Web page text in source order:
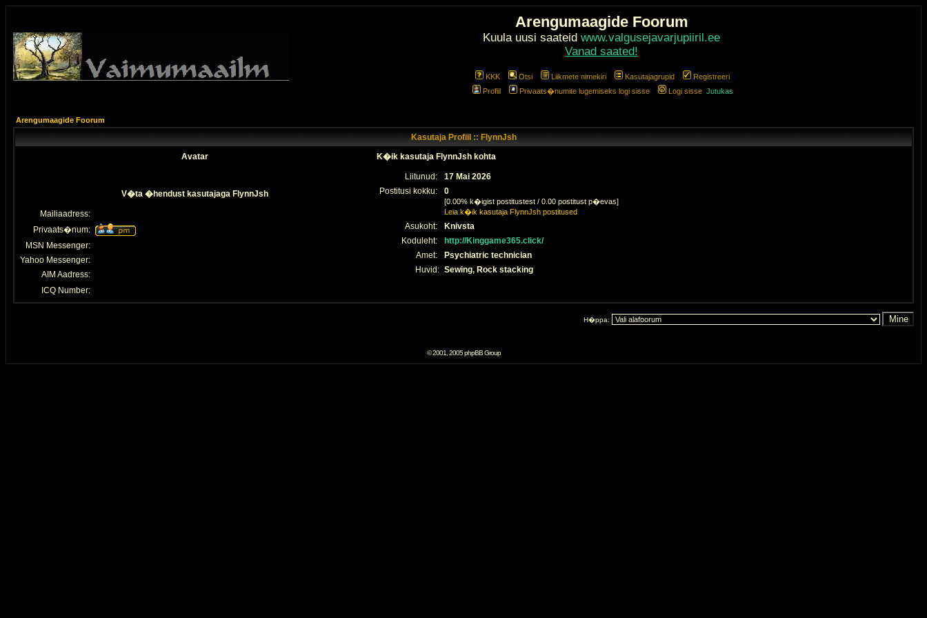
Arengumaagide Foorum
Kuula uusi saateid www.valgusejavarjupiiril.ee
Vanad saated!
KKK Otsi Liikmete nimekiri Kasutajagrupid
Registreeri
Profiil
Privaats�numite lugemiseks logi sisse Logi sisse Jutukas
Arengumaagide Foorum
Kasutaja Profiil :: FlynnJsh
Avatar
K�ik kasutaja FlynnJsh kohta
Liitunud:
17 Mai 2026
Postitusi kokku:
0
[0.00% k�igist postitustest / 0.00 postitust p�evas]
Leia k�ik kasutaja FlynnJsh postitused
Asukoht:
Knivsta
Koduleht:
http://Kinggame365.click/
Amet:
Psychiatric technician
Huvid: Sewing, Rock stacking
V�ta �hendust kasutajaga FlynnJsh
Mailiaadress:
Privaats�num:
MSN Messenger:
Yahoo Messenger:
AIM Aadress:
ICQ Number:
H�ppa:
© 2001, 2005 phpBB Group